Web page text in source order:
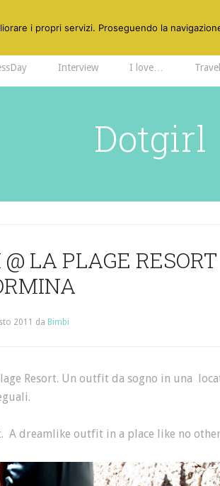
Interview I love…
Dotgirl
LA PLAGE RESORT
2011 da Bimbi
Resort. Un outfit da sogno in una
A dreamlike outfit in a place like no
i propri servizi. Proseguendo la